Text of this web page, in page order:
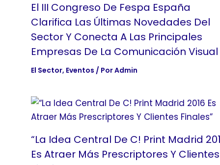
El III Congreso De Fespa España
Clarifica Las Últimas Novedades Del
Sector Y Conecta A Las Principales
Empresas De La Comunicación Visual
El Sector, Eventos / PorAdmin
“La Idea Central De C! Print Madrid
Es Atraer Más Prescriptores Y Clientes